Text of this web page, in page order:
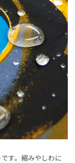
す。縮みやしわに